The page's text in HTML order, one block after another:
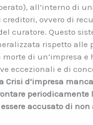
all’interno di
ovvero di
curatore. Questo
rispetto
di un’impresa
eccezionali e di
d’impresa
accusato di